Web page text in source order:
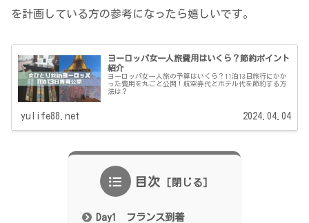
を計画している方の参考になったら嬉しいです。
ヨーロッパ女一人旅費用はいくら？節約ポイント
紹介
ヨーロッパ女一人旅の予算はいくら？11泊13日旅行にかか
った費用を丸ごと公開！航空券代とホテル代を節約する方
法は？
yulife88.net 2024.04.04
目次
Day1 フランス到着